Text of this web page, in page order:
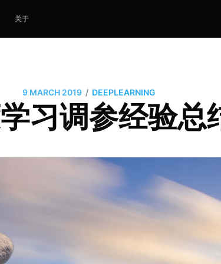
关于
9 MARCH 2019 / DEEPLEARNING
习调参经验总